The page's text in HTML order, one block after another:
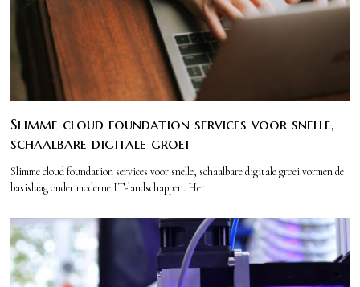
Slimme cloud foundation services voor snelle,
schaalbare digitale groei
Slimme cloud foundation services voor snelle, schaalbare digitale groei vormen de
basislaag onder moderne IT-landschappen. Het